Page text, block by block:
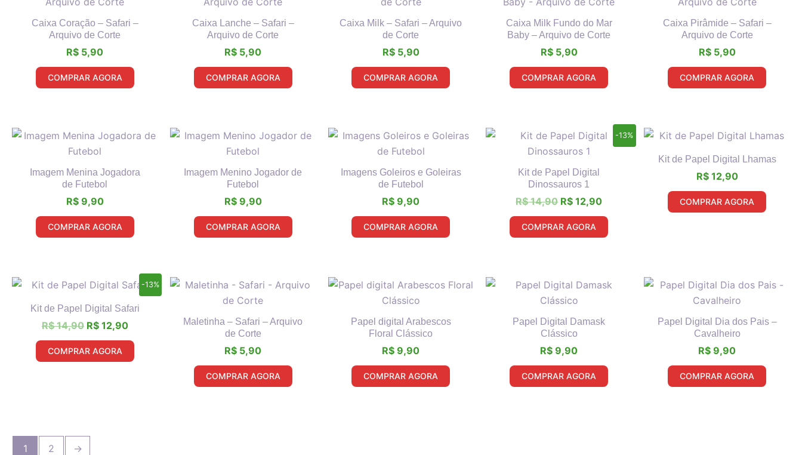
Caixa Coração – Safari –
Arquivo de Corte
R$ 5,90
COMPRAR AGORA
Caixa Lanche – Safari –
Arquivo de Corte
R$ 5,90
COMPRAR AGORA
Caixa Milk – Safari – Arquivo
de Corte
R$5,90
COMPRAR AGORA
Caixa Milk Fundo do Mar
Baby – Arquivo de Corte
R$5,90
COMPRAR AGORA
Caixa Pirâmide – Safari –
Arquivo de Corte
R$5,90
COMPRAR AGORA
Imagem Menina Jogadora
de Futebol
R$9,90
COMPRAR AGORA
Imagem Menino Jogador de
Futebol
R$9,90
COMPRAR AGORA
Imagens Goleiros e Goleiras
de Futebol
R$ 9,90
COMPRAR AGORA
-13%
Kit de Papel Digital
Dinossauros 1
R$14,90
O
preço
original
era:
R$ 14,90.
R$ 12,90
O
preço
COMPRAR AGORA
Kit de Papel Digital Lhamas
R$12,90
COMPRAR AGORA
-13%
Kit de Papel Digital Safari
R$14,90
O
preço
original
R$ 14,90.
R$12,90
O
preço
atual
R$ 12,90.
COMPRAR AGORA
Maletinha – Safari – Arquivo
de Corte
R$ 5,90
COMPRAR AGORA
Papel digital Arabescos
Floral Clássico
R$ 9,90
COMPRAR AGORA
Papel Digital Damask
Clássico
R$ 9,90
COMPRAR AGORA
Papel Digital Dia dos Pais –
Cavalheiro
R$ 9,90
COMPRAR AGORA
1 2 →